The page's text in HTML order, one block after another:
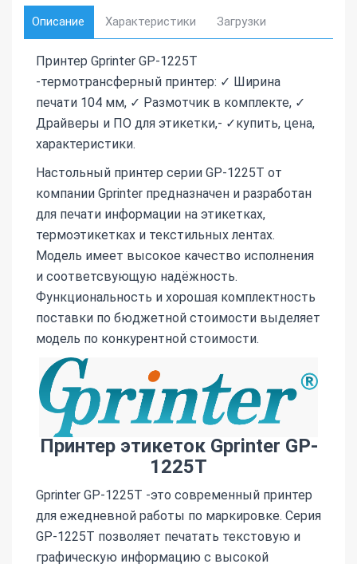
Описание Характеристики Загрузки
Принтер Gprinter GP-1225T
-термотрансферный принтер: ✓ Ширина
печати 104 мм, ✓ Размотчик в комплекте, ✓
Драйверы и ПО для этикетки,- ✓купить, цена,
характеристики.
Настольный принтер серии GP-1225T от
компании Gprinter предназначен и разработан
для печати информации на этикетках,
термоэтикетках и текстильных лентах.
Модель имеет высокое качество исполнения
и соответсвующую надёжность.
Функциональность и хорошая комплектность
поставки по бюджетной стоимости выделяет
модель по конкурентной стоимости.
Принтер этикеток Gprinter GP-
1225T
Gprinter GP-1225T -это современный принтер
для ежедневной работы по маркировке. Серия
GP-1225T позволяет печатать текстовую и
графическую информацию с высокой